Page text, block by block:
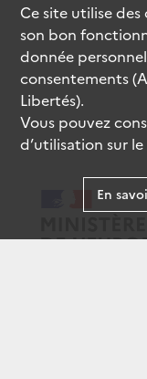
Ce site utilise des
son bon
donnée
consentements
Libertés).
Vous pouvez
d’utilisation sur
En